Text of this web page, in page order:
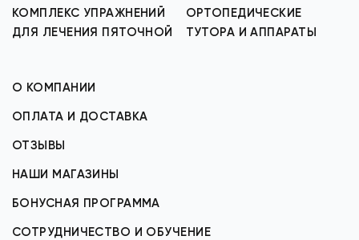
КОМПЛЕКС УПРАЖНЕНИЙ
ДЛЯ ЛЕЧЕНИЯ ПЯТОЧНОЙ
ОРТОПЕДИЧЕСКИЕ
ТУТОРА И АППАРАТЫ
О КОМПАНИИ
ОПЛАТА И ДОСТАВКА
ОТЗЫВЫ
НАШИ МАГАЗИНЫ
БОНУСНАЯ ПРОГРАММА
СОТРУДНИЧЕСТВО И ОБУЧЕНИЕ